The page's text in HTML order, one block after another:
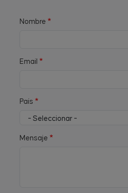
Nombre
Email
País
Mensaje